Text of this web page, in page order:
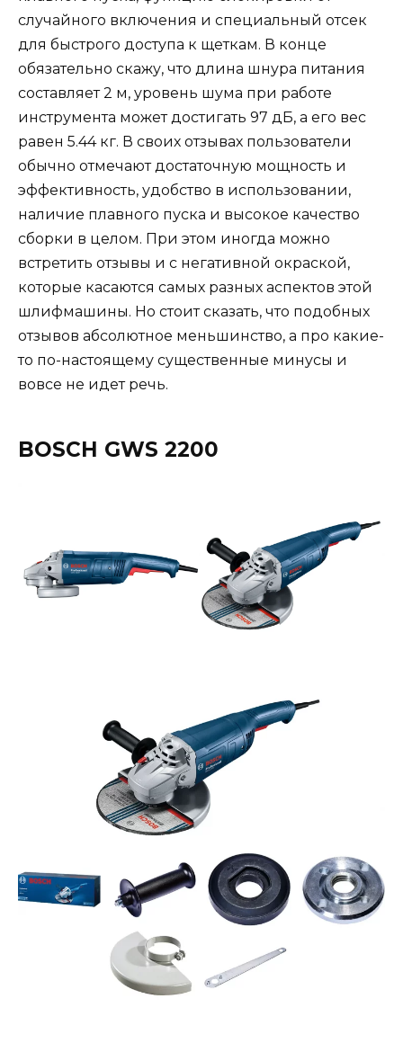
случайного включения и специальный отсек
для быстрого доступа к щеткам. В конце
обязательно скажу, что длина шнура питания
составляет 2 м, уровень шума при работе
инструмента может достигать 97 дБ, а его вес
равен 5.44 кг. В своих отзывах пользователи
обычно отмечают достаточную мощность и
эффективность, удобство в использовании,
наличие плавного пуска и высокое качество
сборки в целом. При этом иногда можно
встретить отзывы и с негативной окраской,
которые касаются самых разных аспектов этой
шлифмашины. Но стоит сказать, что подобных
отзывов абсолютное меньшинство, а про какие-
то по-настоящему существенные минусы и
вовсе не идет речь.
BOSCH GWS 2200